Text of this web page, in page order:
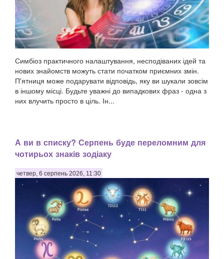
Симбіоз практичного налаштування, несподіваних ідей та
нових знайомств можуть стати початком приємних змін.
П'ятниця може подарувати відповідь, яку ви шукали зовсім
в іншому місці. Будьте уважні до випадкових фраз - одна з
них влучить просто в ціль. Ін...
А ви в списку? Серпень буде переломним для
чотирьох знаків зодіаку
четвер, 6 серпень 2026, 11:30